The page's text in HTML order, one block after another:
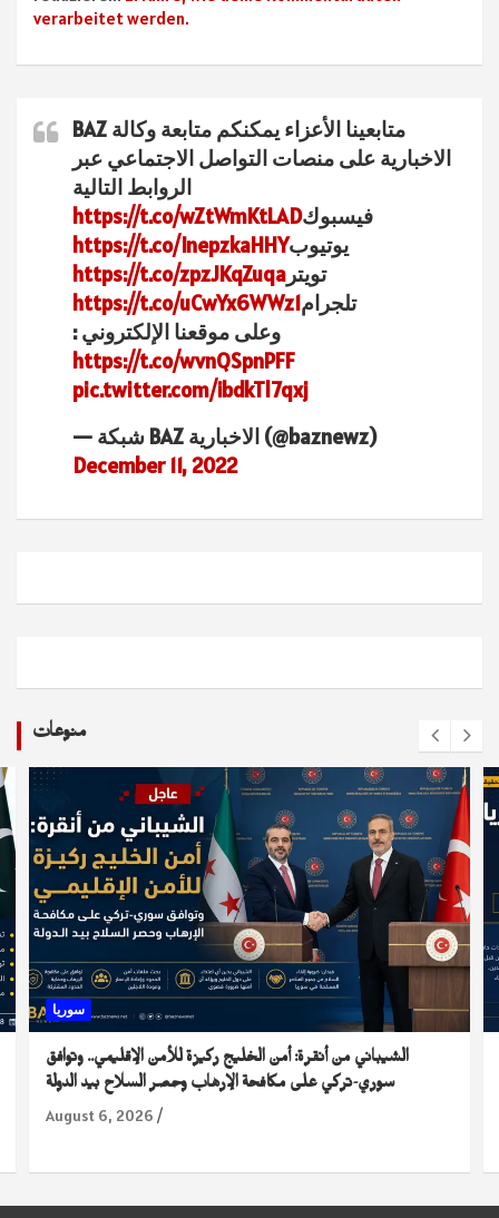
verarbeitet werden.
متابعينا الأعزاء يمكنكم متابعة وكالة BAZ
الاخبارية على منصات التواصل الاجتماعي عبر
الروابط التالية
فيسبوكhttps://t.co/wZtWmKtLAD
يوتيوبhttps://t.co/InepzkaHHY
تويتر https://t.co/zpzJKqZuqa
تلجرامhttps://t.co/uCwYx6WWz1
وعلى موقعنا الإلكتروني :
https://t.co/wvnQSpnPFF
pic.twitter.com/ibdkTl7qxj
— شبكة BAZ الاخبارية (@baznewz)
December 11, 2022
منوعات
سوريا
الشيباني من أنقرة: أمن الخليج ركيزة للأمن الإقليمي.. وتوافق
سوري-تركي على مكافحة الإرهاب وحصر السلاح بيد الدولة
August 6, 2026